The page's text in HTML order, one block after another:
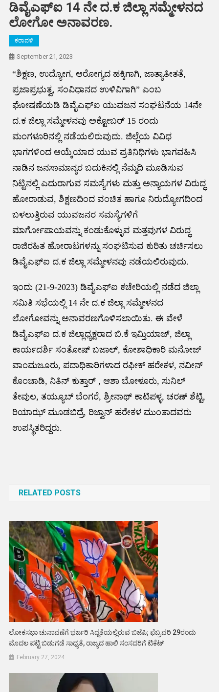
ಡಿವೈಎಫ್ಐ 14 ನೇ ದ.ಕ ಜಿಲ್ಲಾ ಸಮ್ಮೇಳನದ
ಲೋಗೋ ಅನಾವರಣ.
ಕರಾವಳಿ
September 21, 2023
“ಶಿಕ್ಷಣ, ಉದ್ಯೋಗ, ಆರೋಗ್ಯದ ಹಕ್ಕಿಗಾಗಿ, ಜಾತ್ಯಾತೀತತೆ,
ಪ್ರಜಾಪ್ರಭುತ್ವ, ಸಂವಿಧಾನದ ಉಳಿವಿಗಾಗಿ” ಎಂಬ
ಘೋಷಣೆಯಡಿ ಡಿವೈಎಫ್ಐ ಯುವಜನ ಸಂಘಟನೆಯ 14ನೇ
ದ.ಕ ಜಿಲ್ಲಾ ಸಮ್ಮೇಳನವು ಅಕ್ಟೋಬರ್ 15 ರಂದು
ಮಂಗಳೂರಿನಲ್ಲಿ ನಡೆಯಲಿರುವುದು. ಜಿಲ್ಲೆಯ ವಿವಿಧ
ಭಾಗಗಳಿಂದ ಆಯ್ಕೆಯಾದ ಯುವ ಪ್ರತಿನಿಧಿಗಳು ಭಾಗವಹಿಸಿ
ನಾಡಿನ ಜನಸಾಮಾನ್ಯರ ಬದುಕಿನಲ್ಲಿ ನೆಮ್ಮದಿ ಮೂಡಿಸುವ
ನಿಟ್ಟಿನಲ್ಲಿ ಎದುರಾಗುವ ಸಮಸ್ಯೆಗಳು ಮತ್ತು ಅನ್ಯಾಯಗಳ ವಿರುದ್ಧ
ಹೋರಾಡುವ, ಶಿಕ್ಷಣದಿಂದ ವಂಚಿತ ಹಾಗೂ ನಿರುದ್ಯೋಗದಿಂದ
ಬಳಲುತ್ತಿರುವ ಯುವಜನರ ಸಮಸ್ಯೆಗಳಿಗೆ
ಮಾರ್ಗೋಪಾಯವನ್ನು ಕಂಡುಕೊಳ್ಳುವ ಮತ್ತವುಗಳ ವಿರುದ್ಧ
ರಾಜಿರಹಿತ ಹೋರಾಟಗಳನ್ನು ಸಂಘಟಿಸುವ ಕುರಿತು ಚರ್ಚಿಸಲು
ಡಿವೈಎಫ್ಐ ದ.ಕ ಜಿಲ್ಲಾ ಸಮ್ಮೇಳನವು ನಡೆಯಲಿರುವುದು.
ಇಂದು (21-9-2023) ಡಿವೈಎಫ್ಐ ಕಚೇರಿಯಲ್ಲಿ ನಡೆದ ಜಿಲ್ಲಾ
ಸಮಿತಿ ಸಭೆಯಲ್ಲಿ 14 ನೇ ದ.ಕ ಜಿಲ್ಲಾ ಸಮ್ಮೇಳನದ
ಲೋಗೋವನ್ನು ಅನಾವರಣಗೊಳಿಸಲಾಯಿತು. ಈ ವೇಳೆ
ಡಿವೈಎಫ್ಐ ದ.ಕ ಜಿಲ್ಲಾಧ್ಯಕ್ಷರಾದ ಬಿ.ಕೆ ಇಮ್ತಿಯಾಜ್, ಜಿಲ್ಲಾ
ಕಾರ್ಯದರ್ಶಿ ಸಂತೋಷ್ ಬಜಾಲ್, ಕೋಶಾಧಿಕಾರಿ ಮನೋಜ್
ವಾಂಮಜೂರು, ಪದಾಧಿಕಾರಿಗಳಾದ ರಫೀಕ್ ಹರೇಕಳ, ನವೀನ್
ಕೊಂಚಾಡಿ, ನಿತಿನ್ ಕುತ್ತಾರ್ , ಆಶಾ ಬೋಳೂರು, ಸುನಿಲ್
ತೇವುಲ, ತಯ್ಯೂಬ್ ಬೆಂಗರೆ, ಶ್ರೀನಾಥ್ ಕಾಟಿಪಳ್ಳ, ಚರಣ್ ಶೆಟ್ಟಿ,‌
ರಿಯಾಝ್ ಮೂಡಬಿದ್ರೆ, ರಿಜ್ವಾನ್ ಹರೇಕಳ ಮುಂತಾದವರು
ಉಪಸ್ಥಿತರಿದ್ದರು.
RELATED POSTS
ಲೋಕಸಭಾ ಚುನಾವಣೆಗೆ ಭರ್ಜರಿ ಸಿದ್ದತೆಯಲ್ಲಿರುವ ಬಿಜೆಪಿ; ಫೆಬ್ರವರಿ 29ರಂದು
ಮೊದಲ ಪಟ್ಟಿ ಬಿಡುಗಡೆ ಸಾಧ್ಯತೆ, ರಾಜ್ಯದ ಹಾಲಿ ಸಂಸದರಿಗೆ ಟಿಕೆಟ್
February 27, 2024